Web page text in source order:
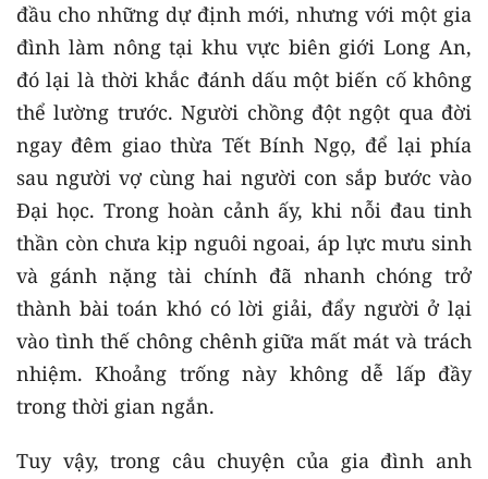
đầu cho những dự định mới, nhưng với một gia
đình làm nông tại khu vực biên giới Long An,
đó lại là thời khắc đánh dấu một biến cố không
thể lường trước. Người chồng đột ngột qua đời
ngay đêm giao thừa Tết Bính Ngọ, để lại phía
sau người vợ cùng hai người con sắp bước vào
Đại học. Trong hoàn cảnh ấy, khi nỗi đau tinh
thần còn chưa kịp nguôi ngoai, áp lực mưu sinh
và gánh nặng tài chính đã nhanh chóng trở
thành bài toán khó có lời giải, đẩy người ở lại
vào tình thế chông chênh giữa mất mát và trách
nhiệm. Khoảng trống này không dễ lấp đầy
trong thời gian ngắn.
Tuy vậy, trong câu chuyện của gia đình anh